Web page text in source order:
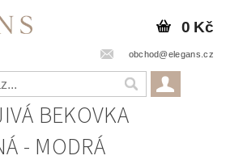
obchod@elegans.cz
0 Kč
BEKOVKA
- MODRÁ